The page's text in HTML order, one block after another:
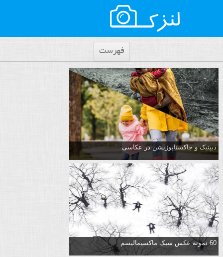
فهرست
دیپتیک و جاکستا‌پوزیشن در عکاسی
60 نمونه عکس سبک ماکسیمالیسم